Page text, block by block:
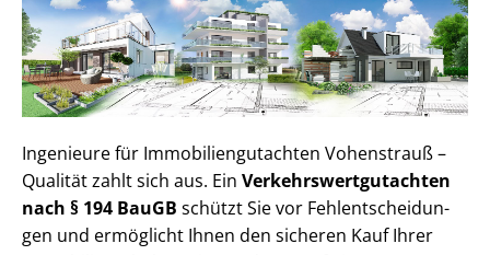
Ingenieure für Im­mo­bi­li­en­gut­ach­ten Vohenstrauß –
Qualität zahlt sich aus. Ein Ver­kehrs­wert­gut­ach­ten
nach § 194 BauGB schützt Sie vor Fehl­ent­schei­dun­
gen und ermöglicht Ihnen den sicheren Kauf Ihrer